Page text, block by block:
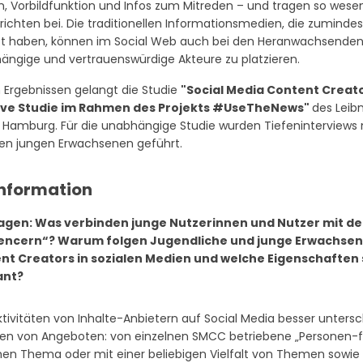
Vorbildfunktion und Infos zum Mitreden – und tragen so
bei. Die traditionellen Informationsmedien, die
haben, können im Social Web auch bei den
und vertrauenswürdige Akteure zu platzieren.
Ergebnissen gelangt die Studie "Social Media Content
Studie im Rahmen des Projekts #UseTheNews" des
Für die unabhängige Studie wurden
jungen Erwachsenen geführt.
Was verbinden junge Nutzerinnen und Nutzer mit
Warum folgen Jugendliche und junge
Creators in sozialen Medien und welche Eigenschaften
von Inhalte-Anbietern auf Social Media besser
von Angeboten: von einzelnen SMCC betriebene
Thema oder mit einer beliebigen Vielfalt von Themen